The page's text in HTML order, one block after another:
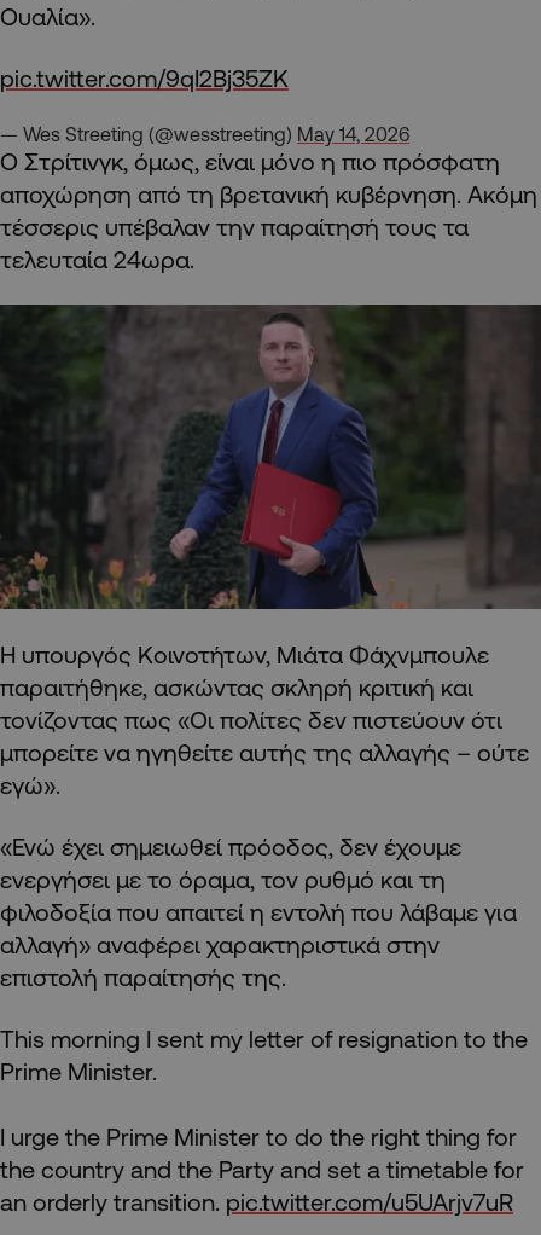
Ουαλία».
pic.twitter.com/9qI2Bj35ZK
— Wes Streeting (@wesstreeting) May 14, 2026
Ο Στρίτινγκ, όμως, είναι μόνο η πιο πρόσφατη
αποχώρηση από τη βρετανική κυβέρνηση. Ακόμη
τέσσερις υπέβαλαν την παραίτησή τους τα
τελευταία 24ωρα.
Η υπουργός Κοινοτήτων, Μιάτα Φάχνμπουλε
παραιτήθηκε, ασκώντας σκληρή κριτική και
τονίζοντας πως «Οι πολίτες δεν πιστεύουν ότι
μπορείτε να ηγηθείτε αυτής της αλλαγής – ούτε
εγώ».
«Ενώ έχει σημειωθεί πρόοδος, δεν έχουμε
ενεργήσει με το όραμα, τον ρυθμό και τη
φιλοδοξία που απαιτεί η εντολή που λάβαμε για
αλλαγή» αναφέρει χαρακτηριστικά στην
επιστολή παραίτησής της.
This morning I sent my letter of resignation to the
Prime Minister.
I urge the Prime Minister to do the right thing for
the country and the Party and set a timetable for
an orderly transition. pic.twitter.com/u5UArjv7uR